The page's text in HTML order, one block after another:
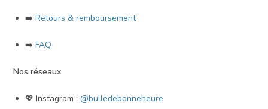
➡️Retours & remboursement
➡️FAQ
Nos réseaux
💖 Instagram :@bulledebonneheure